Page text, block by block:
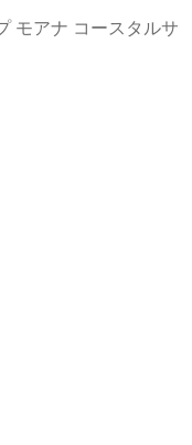
モアナ コースタルサ